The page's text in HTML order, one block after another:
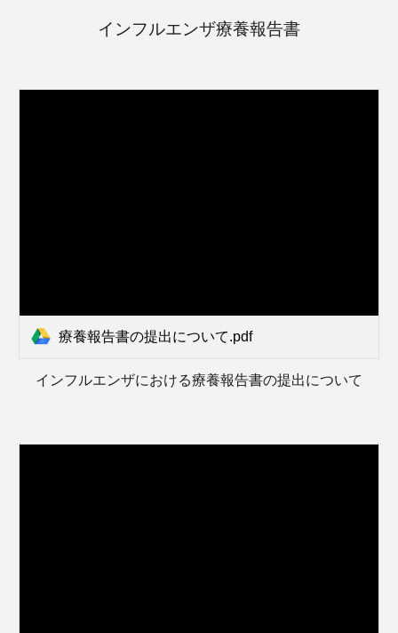
インフルエンザ療養報告書
療養報告書の提出について.pdf
インフルエンザにおける療養報告書の提出について